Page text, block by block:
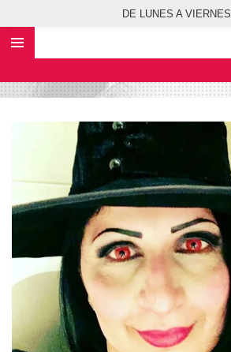
contenido
DE LUNES A VIERNES